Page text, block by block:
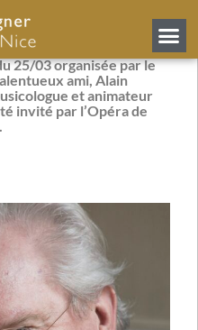
25/03 organisée par le
ami, Alain
et animateur
invité par l’Opéra de